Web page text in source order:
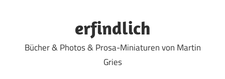
erfindlich
Bücher & Photos & Prosa-Miniaturen von Martin
Gries